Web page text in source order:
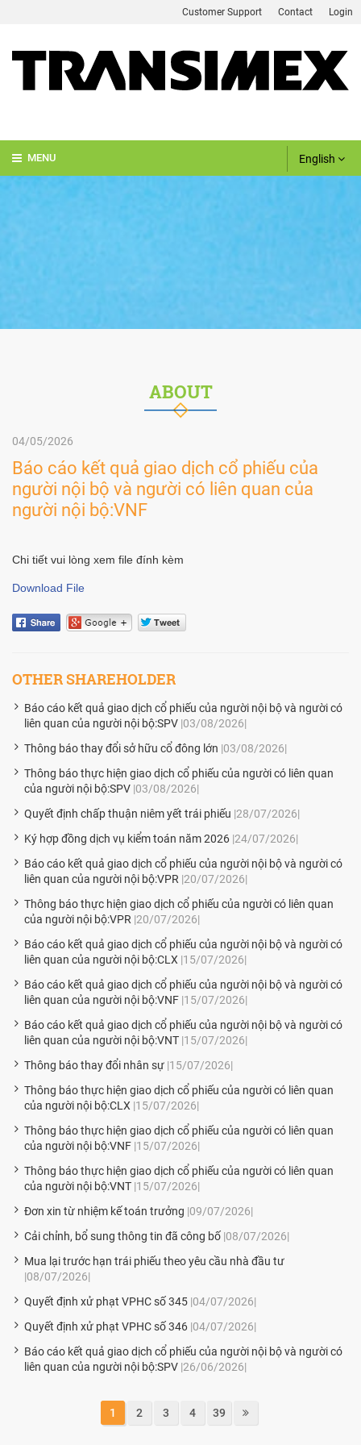
Login
Contact
Customer Support
English
ABOUT
04/05/2026
Báo cáo kết quả giao dịch cổ phiếu của
người nội bộ và người có liên quan của
người nội bộ:VNF
Chi tiết vui lòng xem file đính kèm
Download File
OTHER SHAREHOLDER
Báo cáo kết quả giao dịch cổ phiếu của người nội bộ và người có
liên quan của người nội bộ:SPV |03/08/2026|
Thông báo thay đổi sở hữu cổ đông lớn |03/08/2026|
Thông báo thực hiện giao dịch cổ phiếu của người có liên quan
của người nội bộ:SPV |03/08/2026|
Quyết định chấp thuận niêm yết trái phiếu |28/07/2026|
Ký hợp đồng dịch vụ kiểm toán năm 2026 |24/07/2026|
Báo cáo kết quả giao dịch cổ phiếu của người nội bộ và người có
liên quan của người nội bộ:VPR |20/07/2026|
Thông báo thực hiện giao dịch cổ phiếu của người có liên quan
của người nội bộ:VPR |20/07/2026|
Báo cáo kết quả giao dịch cổ phiếu của người nội bộ và người có
liên quan của người nội bộ:CLX |15/07/2026|
Báo cáo kết quả giao dịch cổ phiếu của người nội bộ và người có
liên quan của người nội bộ:VNF |15/07/2026|
Báo cáo kết quả giao dịch cổ phiếu của người nội bộ và người có
liên quan của người nội bộ:VNT |15/07/2026|
Thông báo thay đổi nhân sự |15/07/2026|
Thông báo thực hiện giao dịch cổ phiếu của người có liên quan
của người nội bộ:CLX |15/07/2026|
Thông báo thực hiện giao dịch cổ phiếu của người có liên quan
của người nội bộ:VNF |15/07/2026|
Thông báo thực hiện giao dịch cổ phiếu của người có liên quan
của người nội bộ:VNT |15/07/2026|
Đơn xin từ nhiệm kế toán trưởng |09/07/2026|
Cải chỉnh, bổ sung thông tin đã công bố |08/07/2026|
Mua lại trước hạn trái phiếu theo yêu cầu nhà đầu tư
|08/07/2026|
Quyết định xử phạt VPHC số 345 |04/07/2026|
Quyết định xử phạt VPHC số 346 |04/07/2026|
Báo cáo kết quả giao dịch cổ phiếu của người nội bộ và người có
liên quan của người nội bộ:SPV |26/06/2026|
1 2 3 4 39